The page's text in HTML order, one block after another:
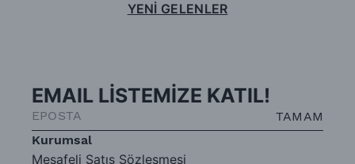
YENİ GELENLER
Kurumsal
Mesafeli Satış Sözleşmesi
EMAIL LİSTEMİZE KATIL!
TAMAM